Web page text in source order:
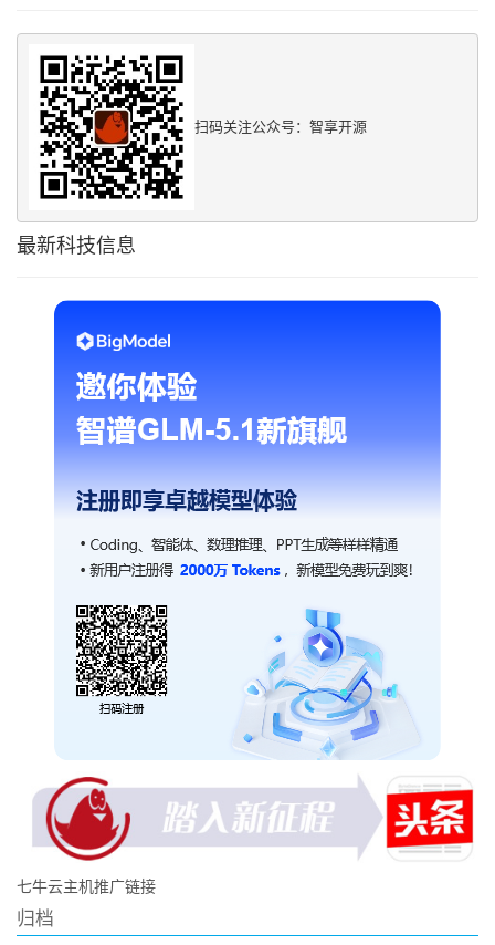
扫码关注公众号：智享开源
最新科技信息
七牛云主机推广链接
归档